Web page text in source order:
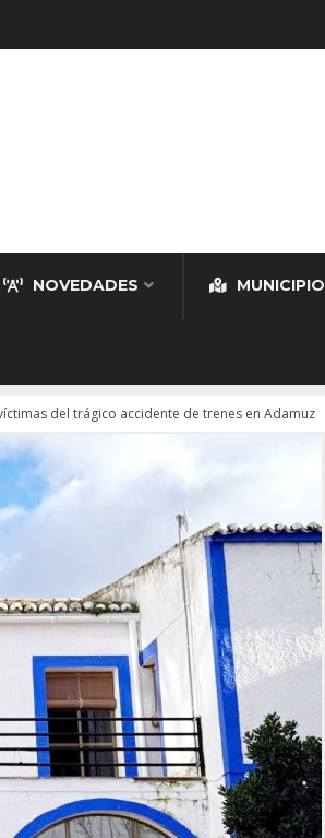
NOVEDADES MUNICIPIO
del trágico accidente de trenes en Adamuz